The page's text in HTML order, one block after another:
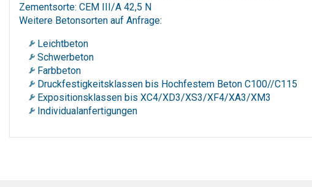
Zementsorte: CEM III/A 42,5 N
Weitere Betonsorten auf Anfrage:
Leichtbeton
Schwerbeton
Farbbeton
Druckfestigkeitsklassen bis Hochfestem Beton C100//C115
Expositionsklassen bis XC4/XD3/XS3/XF4/XA3/XM3
Individualanfertigungen